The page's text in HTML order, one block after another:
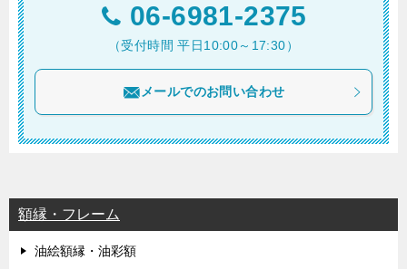
06-6981-2375
（受付時間 平日10:00～17:30）
メールでのお問い合わせ
額縁・フレーム
油絵額縁・油彩額